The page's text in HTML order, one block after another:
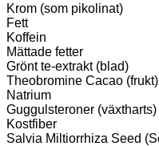
Krom (som pikolinat)
Fett
Koffein
Mättade fetter
Grönt te-extrakt (blad)
Theobromine Cacao (frukt)
Natrium
Guggulsteroner (växtharts)
Kostfiber
Salvia Miltiorrhiza Seed